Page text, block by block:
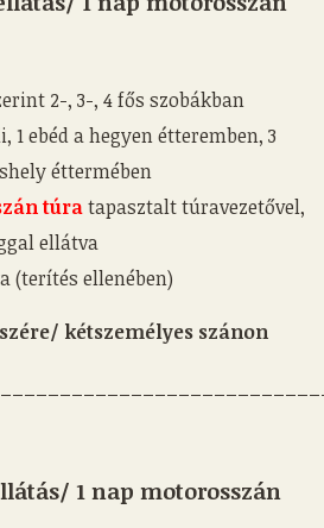
2-, 3-, 4 fős szobákban
1 ebéd a hegyen étteremben, 3
éttermében
túratapasztalt túravezetővel,
ellátva
(terítés ellenében)
kétszemélyes szánon
1 nap motorosszán